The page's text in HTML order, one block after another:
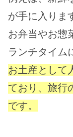
が手に入りま
お弁当やお惣
ランチタイム
お土産として
ており、旅行
です。